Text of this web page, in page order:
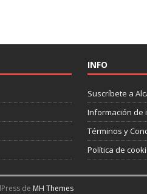
INFO
Suscríbete a
Información de
Términos y
Política de
de MH Themes